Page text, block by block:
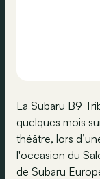
La Subaru B9
quelques mois
théâtre, lors
l'occasion du
de Subaru